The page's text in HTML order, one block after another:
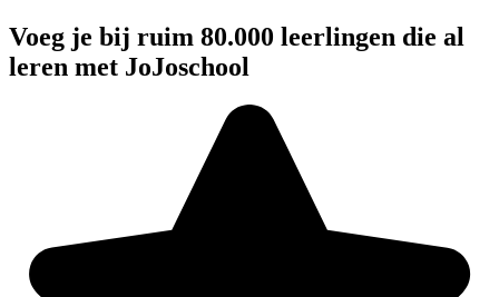
Voeg je bij ruim 80.000 leerlingen die al
leren met JoJoschool